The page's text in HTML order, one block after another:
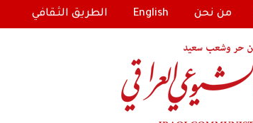
من نحن English الطريق الثقافي